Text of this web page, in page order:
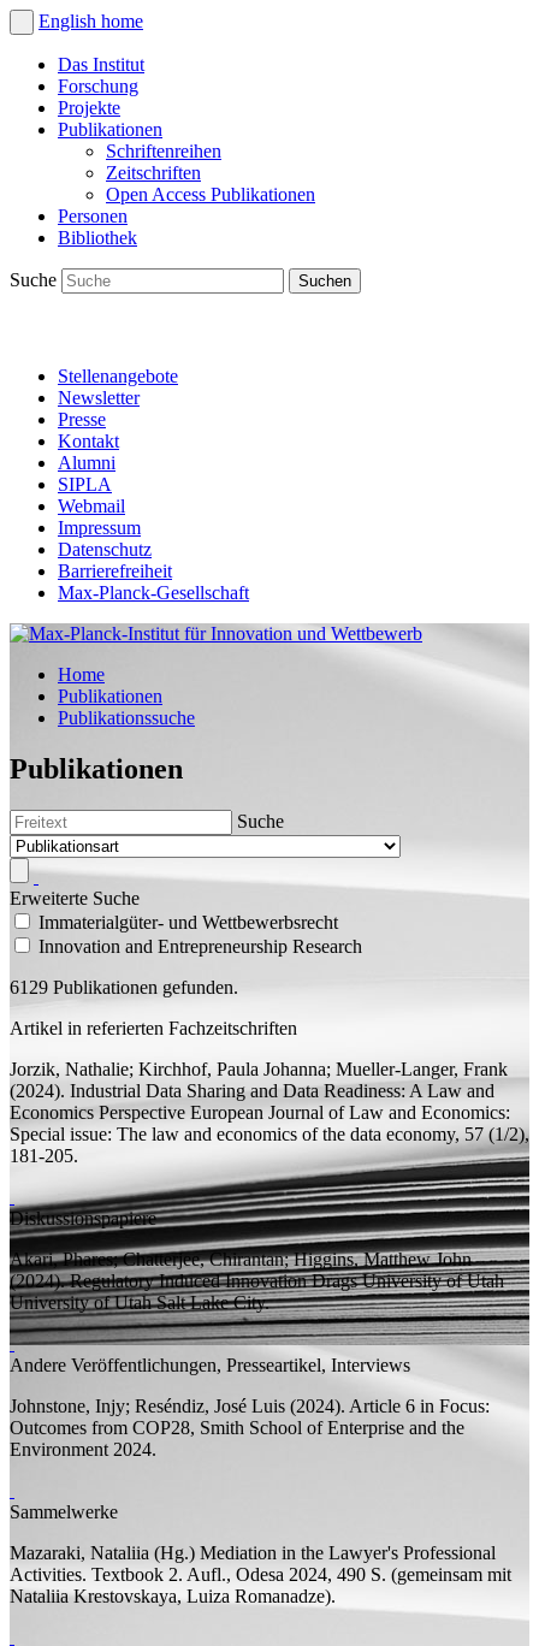
English home
Das Institut
Forschung
Projekte
Publikationen
Schriftenreihen
Zeitschriften
Open Access Publikationen
Personen
Bibliothek
Suche
Stellenangebote
Newsletter
Presse
Kontakt
Alumni
SIPLA
Webmail
Impressum
Datenschutz
Barrierefreiheit
Max-Planck-Gesellschaft
Home
Publikationen
Publikationssuche
Publikationen
Suche
Erweiterte Suche
Immaterialgüter- und Wettbewerbsrecht
Innovation and Entrepreneurship Research
6129 Publikationen gefunden.
Artikel in referierten Fachzeitschriften
Jorzik, Nathalie; Kirchhof, Paula Johanna; Mueller-Langer, Frank
(2024). Industrial Data Sharing and Data Readiness: A Law and
Economics Perspective European Journal of Law and Economics:
Special issue: The law and economics of the data economy, 57 (1/2),
181-205.
Diskussionspapiere
Akari, Phares; Chatterjee, Chirantan;Higgins, Matthew John
(2024).Regulatory Induced Innovation Drags University of Utah
University of UtahSalt Lake City.
Andere Veröffentlichungen, Presseartikel, Interviews
Johnstone, Injy; Reséndiz, José Luis (2024). Article 6 in Focus:
Outcomes from COP28, Smith School of Enterprise and the
Environment 2024.
Sammelwerke
Mazaraki, Nataliia (Hg.) Mediation in the Lawyer's Professional
Activities. Textbook 2. Aufl., Odesa 2024, 490 S. (gemeinsam mit
Nataliia Krestovskaya, Luiza Romanadze).